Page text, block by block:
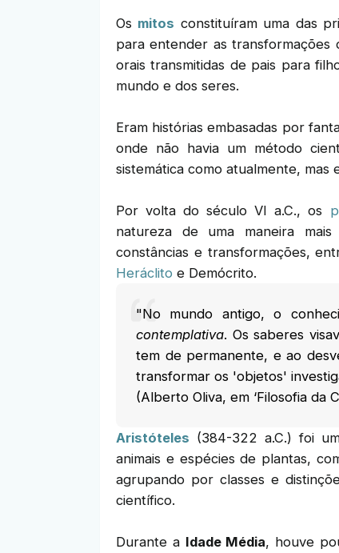
Os mitos constituíram uma das
para entender as
orais transmitidas de pais para
mundo e dos seres.
Eram histórias embasadas por
onde não havia um método
sistemática como atualmente,
Por volta do século VI a.C., os
natureza de uma maneira
constâncias e transformações,
Heráclito e Demócrito.
"No mundo antigo, o
contemplativa. Os saberes
tem de permanente, e ao
transformar os 'objetos'
(Alberto Oliva, em ‘Filosofia da
Aristóteles (384-322 a.C.) foi
animais e espécies de plantas,
agrupando por classes e
científico.
Durante a Idade Média, houve